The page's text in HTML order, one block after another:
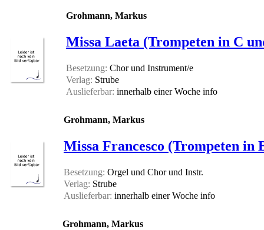
Grohmann, Markus
Missa Laeta (Trompeten in C
Besetzung: Chor und Instrument/e
Verlag: Strube
Auslieferbar: innerhalb einer Woche info
Grohmann, Markus
Missa Francesco (Trompeten in
Besetzung: Orgel und Chor und Instr.
Verlag: Strube
Auslieferbar: innerhalb einer Woche info
Grohmann, Markus